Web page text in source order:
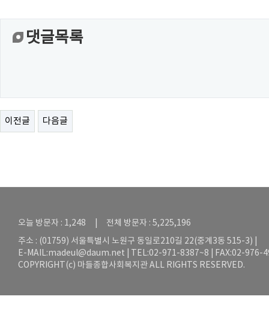
댓글목록
이전글 다음글
오늘 방문자 : 1,248 | 전체 방문자 : 5,225,196
주소 : (01759) 서울특별시 노원구 동일로210길 22(중계3동 515-3) |
E-MAIL:madeul@daum.net | TEL:02-971-8387~8 | FAX:02-976-
COPYRIGHT(c) 마들종합사회복지관 ALL RIGHTS RESERVED.